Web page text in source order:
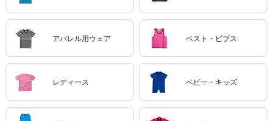
アパレル用ウェア ベスト・ビブス
レディース ベビー・キッズ